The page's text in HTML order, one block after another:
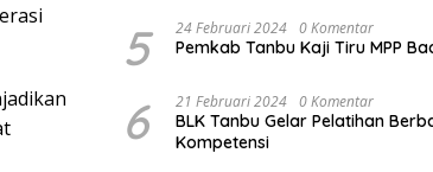
5 24 Februari 2024 0 Komentar
Pemkab Tanbu Kaji Tiru MPP
6 21 Februari 2024 0 Komentar
BLK Tanbu Gelar Pelatihan
Kompetensi